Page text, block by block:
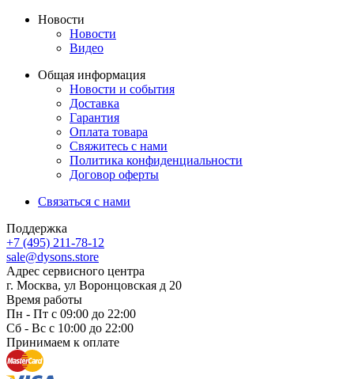
Новости
Новости
Видео
Общая информация
Новости и события
Доставка
Гарантия
Оплата товара
Свяжитесь с нами
Политика конфиденциальности
Договор оферты
Связаться с нами
Поддержка
+7 (495) 211-78-12
sale@dysons.store
Адрес сервисного центра
г. Москва, ул Воронцовская д 20
Время работы
Пн - Пт с 09:00 до 22:00
Сб - Вс с 10:00 до 22:00
Принимаем к оплате